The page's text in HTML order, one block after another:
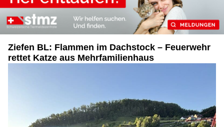
Ziefen BL: Flammen im Dachstock – Feuerwehr
rettet Katze aus Mehrfamilienhaus